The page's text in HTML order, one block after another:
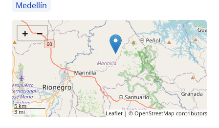
Medellín
+ −
5 km
3 mi
Leaflet| ©OpenStreetMap contributors